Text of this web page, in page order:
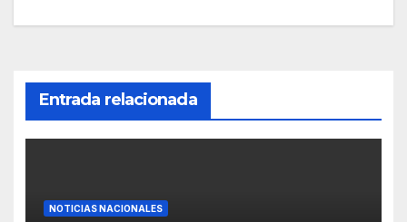
Entrada relacionada
NOTICIAS NACIONALES